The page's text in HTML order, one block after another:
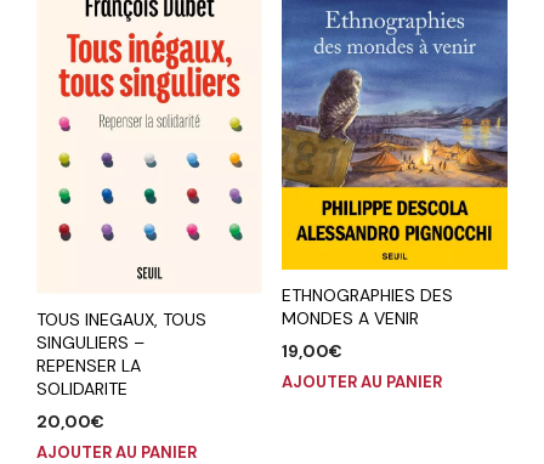
TOUS INEGAUX, TOUS
SINGULIERS –
REPENSER LA
SOLIDARITE
20,00€
AJOUTER AU PANIER
ETHNOGRAPHIES DES
MONDES A VENIR
19,00€
AJOUTER AU PANIER